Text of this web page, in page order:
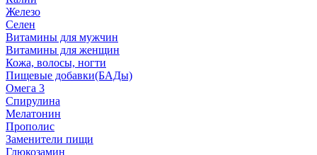
Железо
Селен
Витамины для мужчин
Витамины для женщин
Кожа, волосы, ногти
Пищевые добавки(БАДы)
Омега 3
Спирулина
Мелатонин
Прополис
Заменители пищи
Глюкозамин